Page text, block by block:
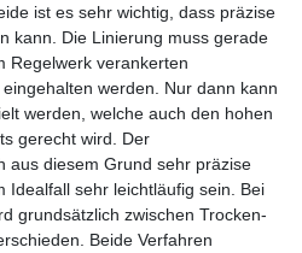
ist es sehr wichtig, dass präzise
kann. Die Linierung muss gerade
Regelwerk verankerten
werden. Nur dann kann
werden, welche auch den hohen
gerecht wird. Der
aus diesem Grund sehr präzise
Idealfall sehr leichtläufig sein. Bei
grundsätzlich zwischen Trocken-
Beide Verfahren